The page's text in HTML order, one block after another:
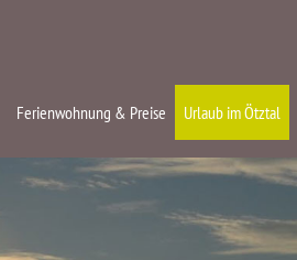
Ferienwohnung & Preise Urlaub im Ötztal